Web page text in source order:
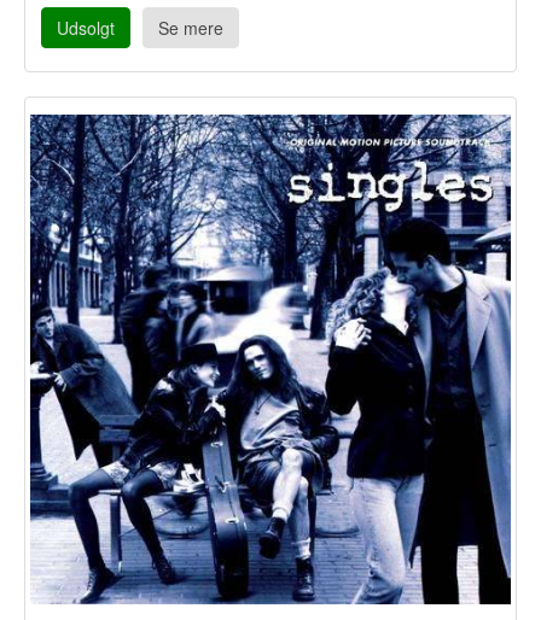
Udsolgt Se mere